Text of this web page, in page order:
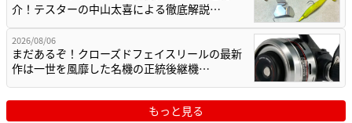
介！テスターの中山太喜による徹底解説…
2026/08/06
まだあるぞ！クローズドフェイスリールの最新
作は一世を風靡した名機の正統後継機…
もっと見る